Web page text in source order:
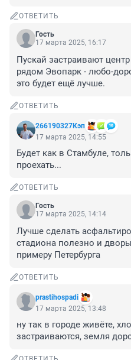
ОТВЕТИТЬ
Гость
17 марта 2025, 16:17
Пускай застраивают
рядом Эвопарк - любо-
это будет ещё лучше.
ОТВЕТИТЬ
266190327Кэп
17 марта 2025, 14:55
Будет как в Стамбуле,
проехать...
ОТВЕТИТЬ
Гость
17 марта 2025, 14:14
Лучше сделать
стадиона полезно и
примеру Петербурга
ОТВЕТИТЬ
prastihospadi
17 марта 2025, 13:48
ну так в городе живёте,
застраиваются, земля